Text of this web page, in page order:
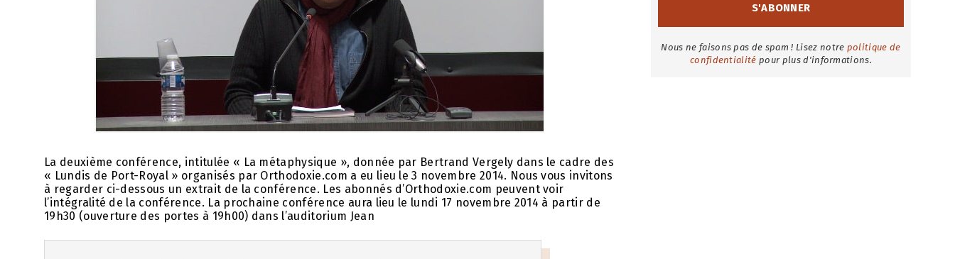
La deuxième conférence, intitulée « La métaphysique », donnée par Bertrand Vergely dans le cadre des
« Lundis de Port-Royal » organisés par Orthodoxie.com a eu lieu le 3 novembre 2014. Nous vous invitons
à regarder ci-dessous un extrait de la conférence. Les abonnés d’Orthodoxie.com peuvent voir
l’intégralité de la conférence. La prochaine conférence aura lieu le lundi 17 novembre 2014 à partir de
19h30 (ouverture des portes à 19h00) dans l’auditorium Jean
Nous ne faisons pas de spam ! Lisez notre politique de
confidentialité pour plus d'informations.